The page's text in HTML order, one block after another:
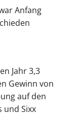
Anfang
Jahr 3,3
Gewinn von
auf den
und Sixx